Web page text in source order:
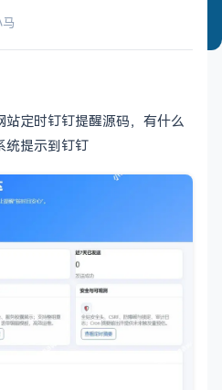
定时钉钉提醒源码，有什么
统提示到钉钉